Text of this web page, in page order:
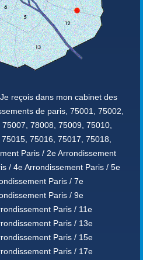
reçois dans mon cabinet des
de paris, 75001, 75002,
78008, 75009, 75010,
75016, 75017, 75018,
Paris / 2e Arrondissement
/ 4e Arrondissement Paris / 5e
Paris / 7e
Paris / 9e
Paris / 11e
Paris / 13e
Paris / 15e
Paris / 17e